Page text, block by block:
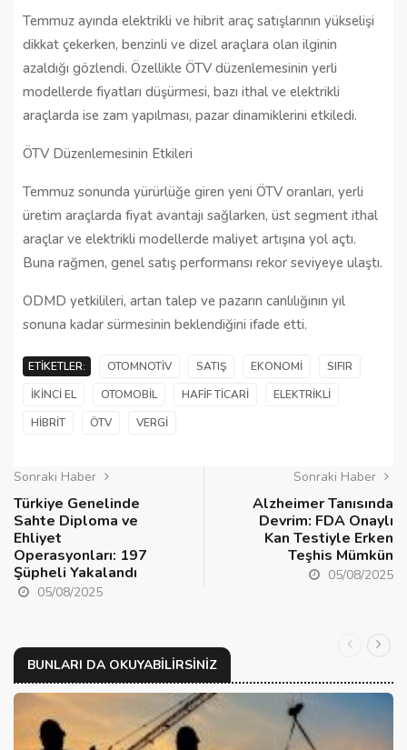
Temmuz ayında elektrikli ve hibrit araç satışlarının yükselişi
dikkat çekerken, benzinli ve dizel araçlara olan ilginin
azaldığı gözlendi. Özellikle ÖTV düzenlemesinin yerli
modellerde fiyatları düşürmesi, bazı ithal ve elektrikli
araçlarda ise zam yapılması, pazar dinamiklerini etkiledi.
ÖTV Düzenlemesinin Etkileri
Temmuz sonunda yürürlüğe giren yeni ÖTV oranları, yerli
üretim araçlarda fiyat avantajı sağlarken, üst segment ithal
araçlar ve elektrikli modellerde maliyet artışına yol açtı.
Buna rağmen, genel satış performansı rekor seviyeye ulaştı.
ODMD yetkilileri, artan talep ve pazarın canlılığının yıl
sonuna kadar sürmesinin beklendiğini ifade etti.
ETIKETLER: OTOMNOTIV SATIŞ EKONOMI
SIFIR
İKINCI EL
OTOMOBIL HAFIF TICARI
ELEKTRIKLI
HIBRIT
ÖTV VERGI
Sonraki Haber
Türkiye Genelinde
Sahte Diploma ve
Ehliyet
Operasyonları: 197
Şüpheli Yakalandı
05/08/2025
Sonraki Haber
Alzheimer Tanısında
Devrim: FDA Onaylı
Kan Testiyle Erken
Teşhis Mümkün
05/08/2025
BUNLARI DA OKUYABILIRSINIZ